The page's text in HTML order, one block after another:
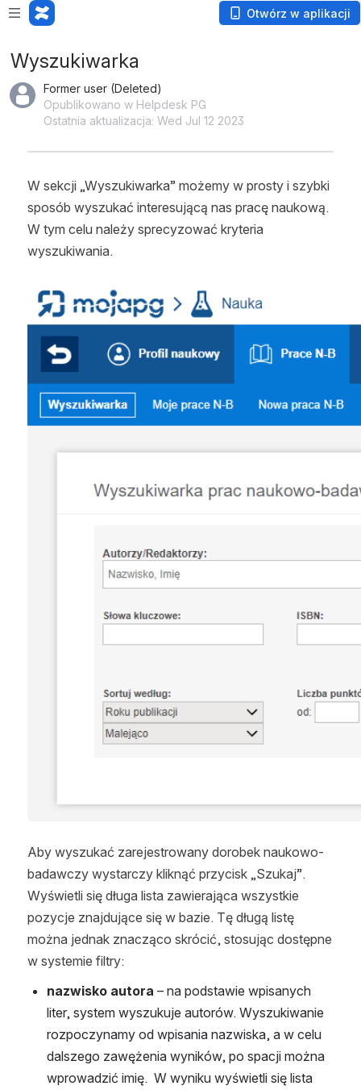
Otwórz w aplikacji
Wyszukiwarka
Former user (Deleted)
Opublikowano w Helpdesk PG
Ostatnia aktualizacja: Wed Jul 12 2023
W sekcji „Wyszukiwarka” możemy w prosty i szybki
sposób wyszukać interesującą nas pracę naukową.
W tym celu należy sprecyzować kryteria
wyszukiwania.
Otwórz
Aby wyszukać zarejestrowany dorobek naukowo-
badawczy wystarczy kliknąć przycisk „Szukaj”.
Wyświetli się długa lista zawierająca wszystkie
pozycje znajdujące się w bazie. Tę długą listę
można jednak znacząco skrócić, stosując dostępne
w systemie filtry:
nazwisko autora – na podstawie wpisanych
liter, system wyszukuje autorów. Wyszukiwanie
rozpoczynamy od wpisania nazwiska, a w celu
dalszego zawężenia wyników, po spacji można
wprowadzić imię.  W wyniku wyświetli się lista